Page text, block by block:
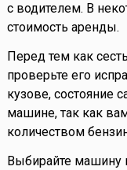
с водителем. В
стоимость аренды.
Перед тем как
проверьте его
кузове, состояние
машине, так как
количеством
Выбирайте машину